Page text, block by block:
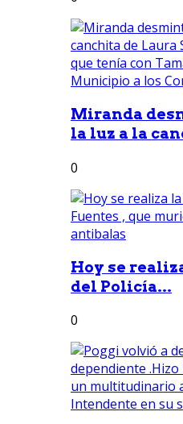
Miranda
la luz a la
0
Hoy se
del Policía...
0